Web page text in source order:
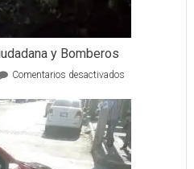
y Bomberos
Comentarios desactivadosen
de
Protección
Ciudadana
y
Bomberos